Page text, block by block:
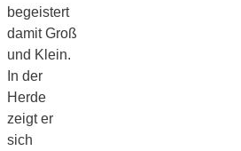
begeistert
damit Groß
und Klein.
In der
Herde
zeigt er
sich